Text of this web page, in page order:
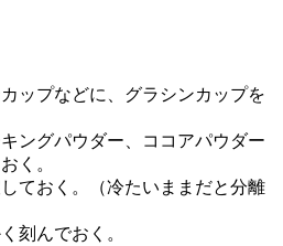
ップなどに、グラシンカップを
ングパウダー、ココアパウダー
く。
ておく。（冷たいままだと分離
刻んでおく。